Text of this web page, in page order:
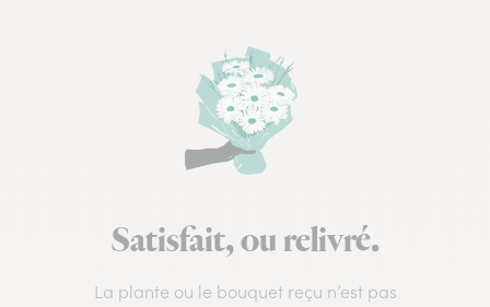
Satisfait, ou relivré.
La plante ou le bouquet reçu n’est pas